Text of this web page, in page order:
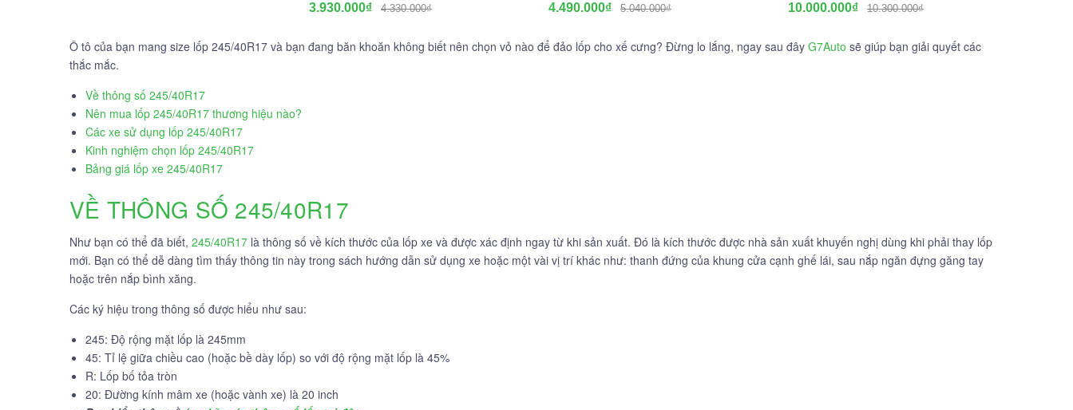
3.930.000₫ 4.330.000₫ 4.490.000₫ 5.040.000₫ 10.000.000₫ 10.300.000₫
Ô tô của bạn mang size lốp 245/40R17 và bạn đang băn khoăn không biết nên chọn vỏ nào để đảo lốp cho xế cưng? Đừng lo lắng, ngay sau đây G7Auto sẽ giúp bạn giải quyết các
thắc mắc.
Về thông số 245/40R17
Nên mua lốp 245/40R17 thương hiệu nào?
Các xe sử dụng lốp 245/40R17
Kinh nghiệm chọn lốp 245/40R17
Bảng giá lốp xe 245/40R17
VỀ THÔNG SỐ 245/40R17
Như bạn có thể đã biết, 245/40R17 là thông số về kích thước của lốp xe và được xác định ngay từ khi sản xuất. Đó là kích thước được nhà sản xuất khuyến nghị dùng khi phải thay lốp
mới. Bạn có thể dễ dàng tìm thấy thông tin này trong sách hướng dẫn sử dụng xe hoặc một vài vị trí khác như: thanh đứng của khung cửa cạnh ghế lái, sau nắp ngăn đựng găng tay
hoặc trên nắp bình xăng.
Các ký hiệu trong thông số được hiểu như sau:
245: Độ rộng mặt lốp là 245mm
45: Tỉ lệ giữa chiều cao (hoặc bề dày lốp) so với độ rộng mặt lốp là 45%
R: Lốp bố tỏa tròn
20: Đường kính mâm xe (hoặc vành xe) là 20 inch